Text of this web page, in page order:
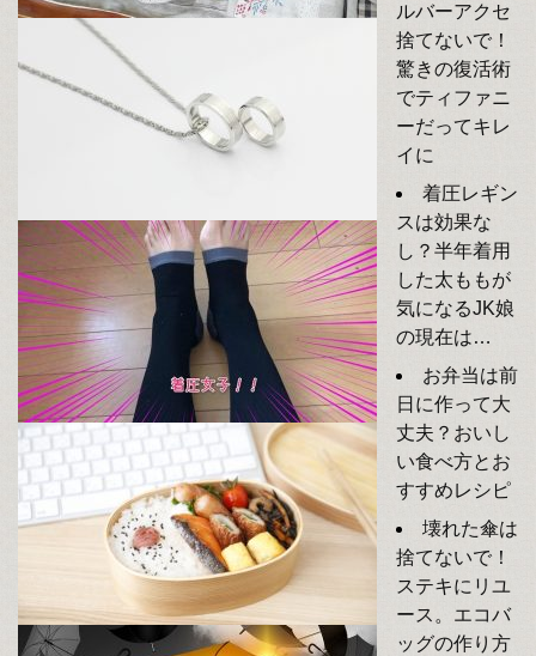
ルバーアクセ
捨てないで！
驚きの復活術
でティファニ
ーだってキレ
イに
着圧レギン
スは効果な
し？半年着用
した太ももが
気になるJK娘
の現在は…
お弁当は前
日に作って大
丈夫？おいし
い食べ方とお
すすめレシピ
壊れた傘は
捨てないで！
ステキにリユ
ース。エコバ
ッグの作り方